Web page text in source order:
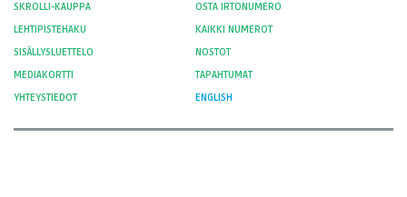
SKROLLI-KAUPPA
OSTA IRTONUMERO
LEHTIPISTEHAKU
KAIKKI NUMEROT
SISÄLLYSLUETTELO
NOSTOT
MEDIAKORTTI
TAPAHTUMAT
YHTEYSTIEDOT
ENGLISH